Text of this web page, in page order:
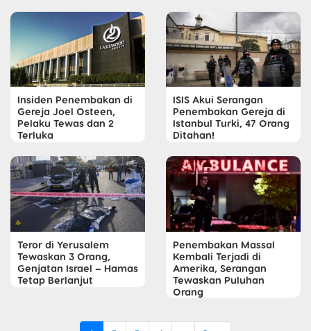
Insiden Penembakan di
Gereja Joel Osteen,
Pelaku Tewas dan 2
Terluka
ISIS Akui Serangan
Penembakan Gereja di
Istanbul Turki, 47 Orang
Ditahan!
Teror di Yerusalem
Tewaskan 3 Orang,
Genjatan Israel – Hamas
Tetap Berlanjut
Penembakan Massal
Kembali Terjadi di
Amerika, Serangan
Tewaskan Puluhan
Orang